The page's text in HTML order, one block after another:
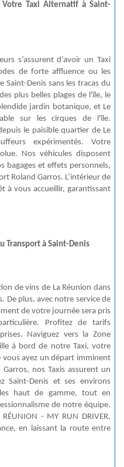
Taxi Alternatif à Saint-
s’assurent d’avoir un Taxi
de forte affluence ou les
Saint-Denis sans les tracas du
plus belles plages de l'île, le
jardin botanique, et Le
sur les cirques de l'île.
le paisible quartier de Le
expérimentés. Votre
Nos véhicules disposent
bagages et effets personnels,
Roland Garros. L’intérieur de
à vous accueillir, garantissant
Transport à Saint-Denis
de vins de La Réunion dans
De plus, avec notre service de
de votre journée sera pris
Profitez de tarifs
Naviguez vers la Zone
à bord de notre Taxi, votre
ayez un départ imminent
nos Taxis assurent un
Saint-Denis et ses environs
haut de gamme, tout en
de notre équipe.
- MY RUN DRIVER,
en laissant la route entre